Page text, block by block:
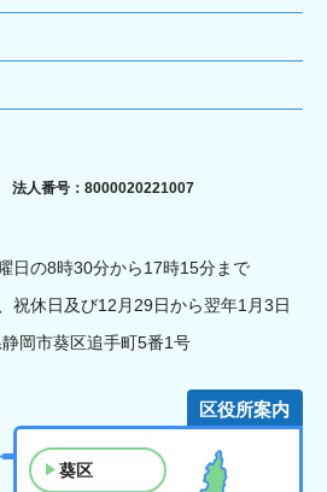
静岡市
法人番号：8000020221007
日の8時30分から17時15分まで
祝休日及び12月29日から翌年1月3日
岡市葵区追手町5番1号
区役所案内
葵区